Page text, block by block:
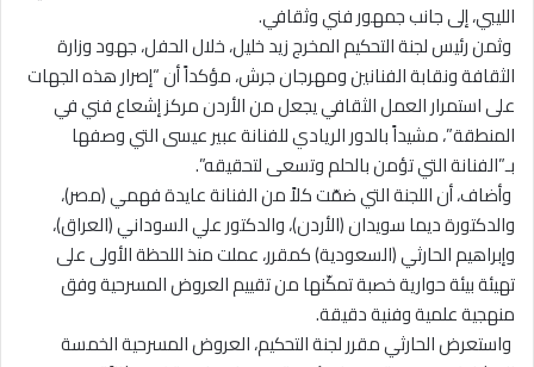
الليبي، إلى جانب جمهور فني وثقافي.
‏ ‏وثمن رئيس لجنة التحكيم المخرج زيد خليل، خلال الحفل، جهود وزارة
الثقافة ونقابة الفنانين ومهرجان جرش، مؤكداً أن “إصرار هذه الجهات
على استمرار العمل الثقافي يجعل من الأردن مركز إشعاع فني في
المنطقة”، مشيداً بالدور الريادي للفنانة عبير عيسى التي وصفها
بـ”الفنانة التي تؤمن بالحلم وتسعى لتحقيقه”.
‏ ‏وأضاف، أن اللجنة التي ضمّت كلاً من الفنانة عايدة فهمي (مصر)،
والدكتورة ديما سويدان (الأردن)، والدكتور علي السوداني (العراق)،
وإبراهيم الحارثي (السعودية) كمقرر، عملت منذ اللحظة الأولى على
تهيئة بيئة حوارية خصبة تمكّنها من تقييم العروض المسرحية وفق
منهجية علمية وفنية دقيقة.
‏ ‏واستعرض الحارثي مقرر لجنة التحكيم، العروض المسرحية الخمسة